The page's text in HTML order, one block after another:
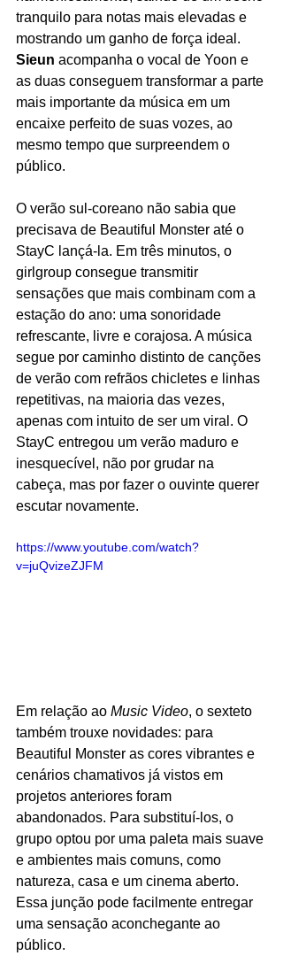
tranquilo para notas mais elevadas e
mostrando um ganho de força ideal.
Sieun acompanha o vocal de Yoon e
as duas conseguem transformar a parte
mais importante da música em um
encaixe perfeito de suas vozes, ao
mesmo tempo que surpreendem o
público.
O verão sul-coreano não sabia que
precisava de Beautiful Monster até o
StayC lançá-la. Em três minutos, o
girlgroup consegue transmitir
sensações que mais combinam com a
estação do ano: uma sonoridade
refrescante, livre e corajosa. A música
segue por caminho distinto de canções
de verão com refrãos chicletes e linhas
repetitivas, na maioria das vezes,
apenas com intuito de ser um viral. O
StayC entregou um verão maduro e
inesquecível, não por grudar na
cabeça, mas por fazer o ouvinte querer
escutar novamente.
https://www.youtube.com/watch?
v=juQvizeZJFM
Em relação ao Music Video, o sexteto
também trouxe novidades: para
Beautiful Monster as cores vibrantes e
cenários chamativos já vistos em
projetos anteriores foram
abandonados. Para substituí-los, o
grupo optou por uma paleta mais suave
e ambientes mais comuns, como
natureza, casa e um cinema aberto.
Essa junção pode facilmente entregar
uma sensação aconchegante ao
público.